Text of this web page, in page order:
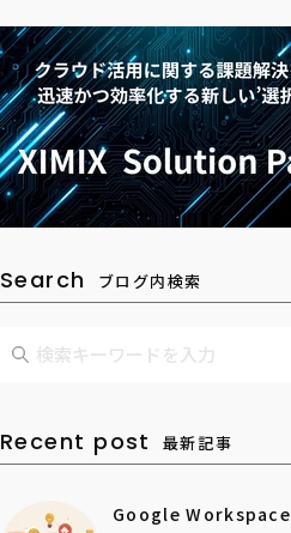
Search ブログ内検索
Recent post 最新記事
Google Workspace